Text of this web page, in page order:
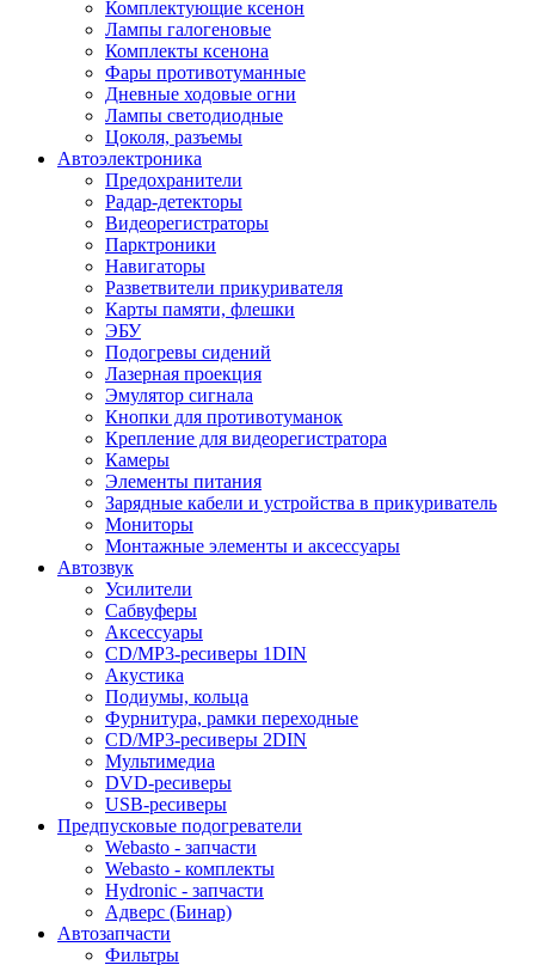
Комплектующие ксенон
Лампы галогеновые
Комплекты ксенона
Фары противотуманные
Дневные ходовые огни
Лампы светодиодные
Цоколя, разъемы
Автоэлектроника
Предохранители
Радар-детекторы
Видеорегистраторы
Парктроники
Навигаторы
Разветвители прикуривателя
Карты памяти, флешки
ЭБУ
Подогревы сидений
Лазерная проекция
Эмулятор сигнала
Кнопки для противотуманок
Крепление для видеорегистратора
Камеры
Элементы питания
Зарядные кабели и устройства в прикуриватель
Мониторы
Монтажные элементы и аксессуары
Автозвук
Усилители
Сабвуферы
Аксессуары
CD/MP3-ресиверы 1DIN
Акустика
Подиумы, кольца
Фурнитура, рамки переходные
CD/MP3-ресиверы 2DIN
Мультимедиа
DVD-ресиверы
USB-ресиверы
Предпусковые подогреватели
Webasto - запчасти
Webasto - комплекты
Hydronic - запчасти
Адверс (Бинар)
Автозапчасти
Фильтры